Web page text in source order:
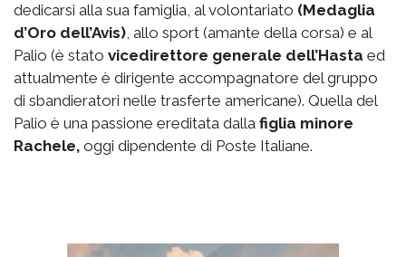
dedicarsi alla sua famiglia, al volontariato (Medaglia
d’Oro dell’Avis), allo sport (amante della corsa) e al
Palio (è stato vicedirettore generale dell’Hasta ed
attualmente è dirigente accompagnatore del gruppo
di sbandieratori nelle trasferte americane). Quella del
Palio è una passione ereditata dalla figlia minore
Rachele, oggi dipendente di Poste Italiane.